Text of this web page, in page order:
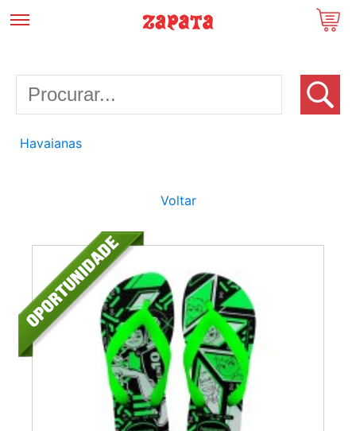
Havaianas
Voltar